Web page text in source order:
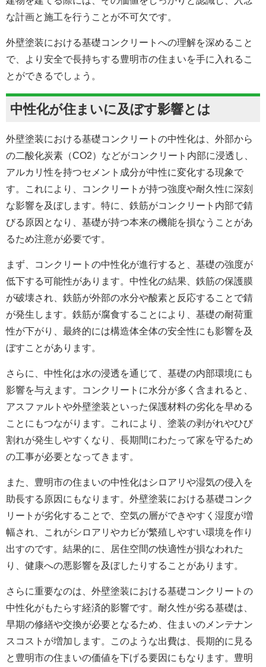
な計画と施工を行うことが不可欠です。
外壁塗装における基礎コンクリートへの理解を深めること
で、より安全で長持ちする豊明市の住まいを手に入れるこ
とができるでしょう。
中性化が住まいに及ぼす影響とは
外壁塗装における基礎コンクリートの中性化は、外部から
の二酸化炭素（CO2）などがコンクリート内部に浸透し、
アルカリ性を持つセメント成分が中性に変化する現象で
す。これにより、コンクリートが持つ強度や耐久性に深刻
な影響を及ぼします。特に、鉄筋がコンクリート内部で錆
びる原因となり、基礎が持つ本来の機能を損なうことがあ
るため注意が必要です。
まず、コンクリートの中性化が進行すると、基礎の強度が
低下する可能性があります。中性化の結果、鉄筋の保護膜
が破壊され、鉄筋が外部の水分や酸素と反応することで錆
が発生します。鉄筋が腐食することにより、基礎の耐荷重
性が下がり、最終的には構造体全体の安全性にも影響を及
ぼすことがあります。
さらに、中性化は水の浸透を通じて、基礎の内部環境にも
影響を与えます。コンクリートに水分が多く含まれると、
アスファルトや外壁塗装といった保護材料の劣化を早める
ことにもつながります。これにより、塗装の剥がれやひび
割れが発生しやすくなり、長期間にわたって家を守るため
の工事が必要となってきます。
また、豊明市の住まいの中性化はシロアリや湿気の侵入を
助長する原因にもなります。 外壁塗装における基礎コンク
リートが劣化することで、空気の層ができやすく湿度が増
幅され、これがシロアリやカビが繁殖しやすい環境を作り
出すのです。結果的に、居住空間の快適性が損なわれた
り、健康への悪影響を及ぼしたりすることがあります。
さらに重要なのは、 外壁塗装における基礎コンクリートの
中性化がもたらす経済的影響です。耐久性が劣る基礎は、
早期の修繕や交換が必要となるため、住まいのメンテナン
スコストが増加します。このような出費は、長期的に見る
と豊明市の住まいの価値を下げる要因にもなります。豊明